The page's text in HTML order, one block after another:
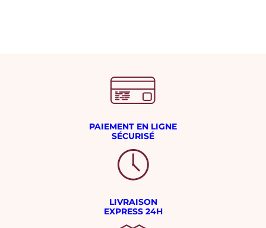
PAIEMENT EN LIGNE
SÉCURISÉ
LIVRAISON
EXPRESS 24H